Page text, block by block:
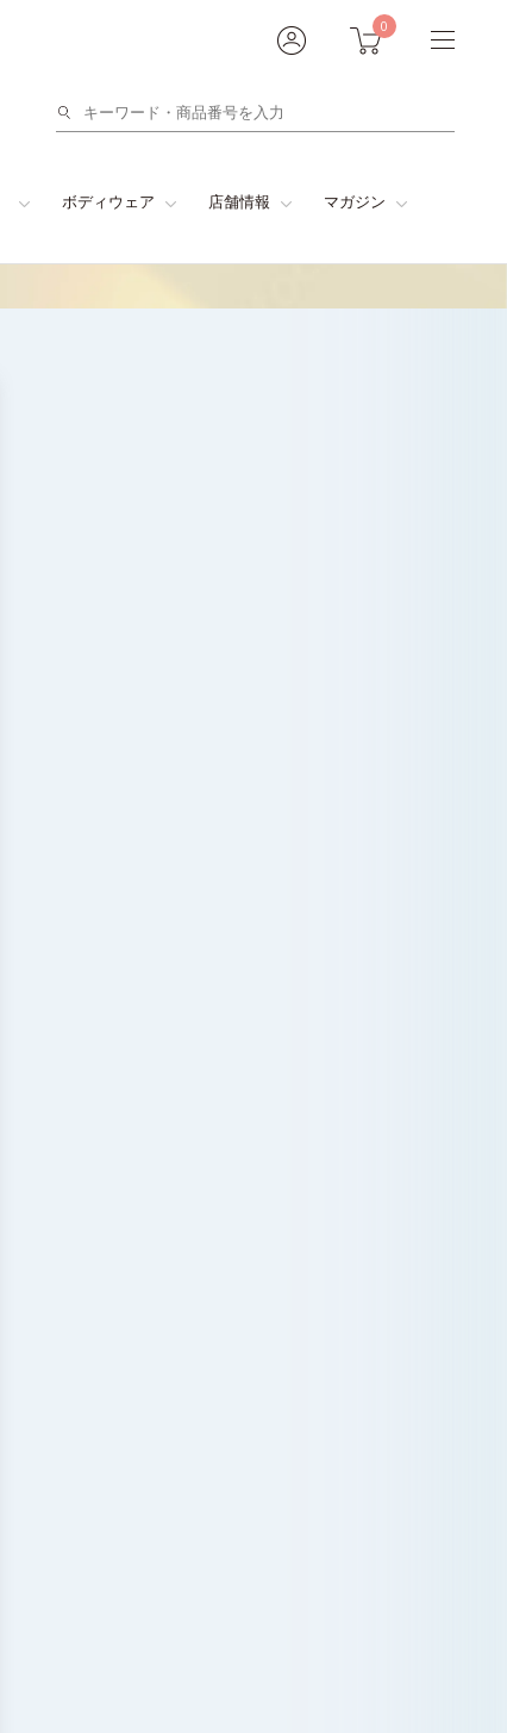
0
検
ボディウェア 店舗情報 マガジン